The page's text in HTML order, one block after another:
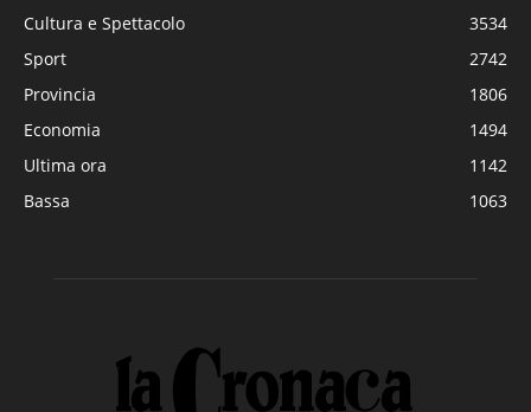
Cultura e Spettacolo
3534
Sport
2742
Provincia
1806
Economia
1494
Ultima ora
1142
Bassa
1063